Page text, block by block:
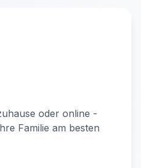
oder online -
Familie am besten